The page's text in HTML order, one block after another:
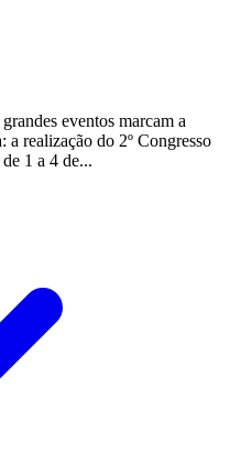
eventos marcam a
a realização do 2º Congresso
1 a 4 de...